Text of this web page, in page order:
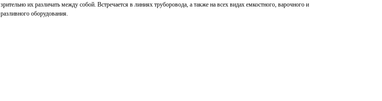
зрительно их различать между собой. Встречается в линиях труборовода, а также на всех видах емкостного, варочного и
разливного оборудования.